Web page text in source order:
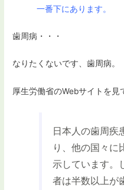
一番下にあります。
歯周病・・・
なりたくないです、歯周病。
厚生労働省のWebサイトを見
日本人の歯周疾
り、他の国々に
示しています。
者は半数以上が